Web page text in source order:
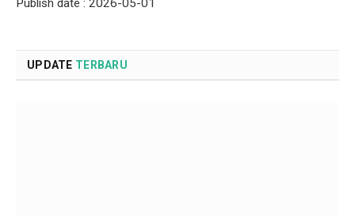
Publish date : 2026-05-01
UPDATE TERBARU